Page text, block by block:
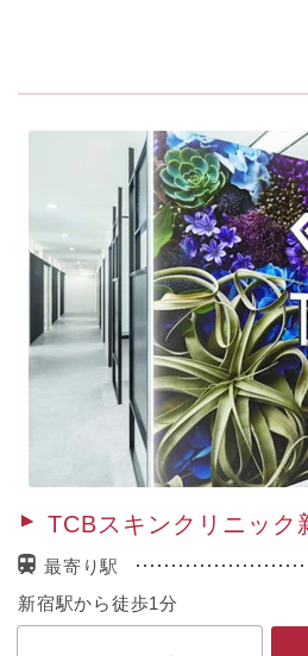
TCBスキンクリニック
最寄り駅
新宿駅から徒歩1分